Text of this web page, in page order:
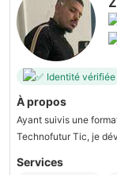
Identité vérifiée
À propos
Ayant suivis une
Technofutur Tic, je
Services